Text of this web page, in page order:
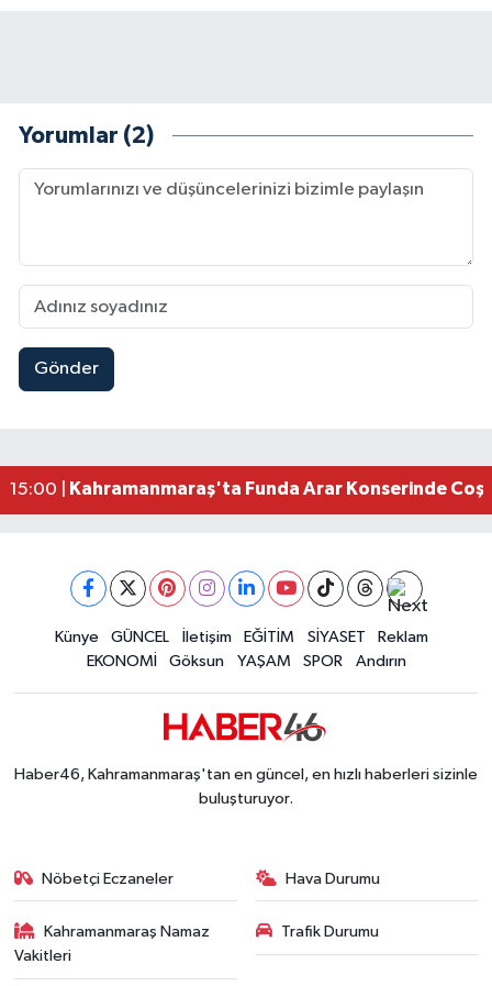
Yorumlar (2)
Gönder
23:59 |Kahramanmaraş Elbistan’da İdris Altun Taziye
15:00 |
Kahramanmaraş'ta Funda Arar Konserinde
11:18 |Kahramanmaraş Depreminin Etkisi Bitmedi?
Gaziantep Nurdağı'nda 4.5 Büyüklüğünde
Künye GÜNCEL İletişim EĞİTİM SİYASET
Reklam
EKONOMİ
Göksun YAŞAM SPOR Andırın
Haber46, Kahramanmaraş'tan en güncel, en hızlı haberleri sizinle
buluşturuyor.
Nöbetçi Eczaneler Hava Durumu
Kahramanmaraş Namaz
Vakitleri
Trafik Durumu